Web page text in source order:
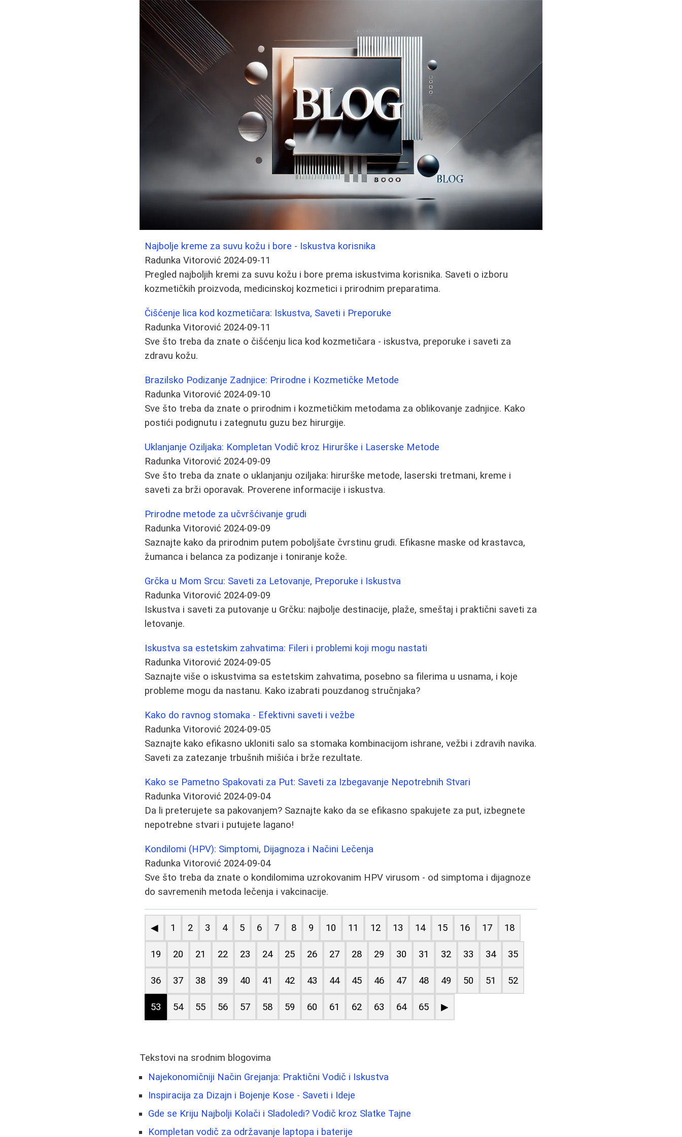
Najbolje kreme za suvu kožu i bore - Iskustva korisnika
Radunka Vitorović 2024-09-11
Pregled najboljih kremi za suvu kožu i bore prema iskustvima korisnika. Saveti o izboru
kozmetičkih proizvoda, medicinskoj kozmetici i prirodnim preparatima.
Čišćenje lica kod kozmetičara: Iskustva, Saveti i Preporuke
Radunka Vitorović 2024-09-11
Sve što treba da znate o čišćenju lica kod kozmetičara - iskustva, preporuke i saveti za
zdravu kožu.
Brazilsko Podizanje Zadnjice: Prirodne i Kozmetičke Metode
Radunka Vitorović 2024-09-10
Sve što treba da znate o prirodnim i kozmetičkim metodama za oblikovanje zadnjice. Kako
postići podignutu i zategnutu guzu bez hirurgije.
Uklanjanje Oziljaka: Kompletan Vodič kroz Hirurške i Laserske Metode
Radunka Vitorović 2024-09-09
Sve što treba da znate o uklanjanju oziljaka: hirurške metode, laserski tretmani, kreme i
saveti za brži oporavak. Proverene informacije i iskustva.
Prirodne metode za učvršćivanje grudi
Radunka Vitorović 2024-09-09
Saznajte kako da prirodnim putem poboljšate čvrstinu grudi. Efikasne maske od krastavca,
žumanca i belanca za podizanje i toniranje kože.
Grčka u Mom Srcu: Saveti za Letovanje, Preporuke i Iskustva
Radunka Vitorović 2024-09-09
Iskustva i saveti za putovanje u Grčku: najbolje destinacije, plaže, smeštaj i praktični saveti za
letovanje.
Iskustva sa estetskim zahvatima: Fileri i problemi koji mogu nastati
Radunka Vitorović 2024-09-05
Saznajte više o iskustvima sa estetskim zahvatima, posebno sa filerima u usnama, i koje
probleme mogu da nastanu. Kako izabrati pouzdanog stručnjaka?
Kako do ravnog stomaka - Efektivni saveti i vežbe
Radunka Vitorović 2024-09-05
Saznajte kako efikasno ukloniti salo sa stomaka kombinacijom ishrane, vežbi i zdravih navika.
Saveti za zatezanje trbušnih mišića i brže rezultate.
Kako se Pametno Spakovati za Put: Saveti za Izbegavanje Nepotrebnih Stvari
Radunka Vitorović 2024-09-04
Da li preterujete sa pakovanjem? Saznajte kako da se efikasno spakujete za put, izbegnete
nepotrebne stvari i putujete lagano!
Kondilomi (HPV): Simptomi, Dijagnoza i Načini Lečenja
Radunka Vitorović 2024-09-04
Sve što treba da znate o kondilomima uzrokovanim HPV virusom - od simptoma i dijagnoze
do savremenih metoda lečenja i vakcinacije.
◀ 1 2 3 4 5 6 7 8 9 10 11 12 13 14 15 16 17 18
19 20 21 22 23 24 25 26 27 28 29 30 31 32 33 34 35
36 37 38 39 40 41 42 43 44 45 46 47 48 49 50 51 52
53 54 55 56 57 58 59 60 61 62 63 64 65 ▶
Tekstovi na srodnim blogovima
Najekonomičniji Način Grejanja: Praktični Vodič i Iskustva
Inspiracija za Dizajn i Bojenje Kose - Saveti i Ideje
Gde se Kriju Najbolji Kolači i Sladoledi? Vodič kroz Slatke Tajne
Kompletan vodič za održavanje laptopa i baterije